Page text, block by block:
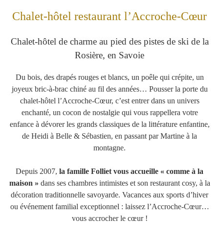
Chalet-hôtel restaurant l’Accroche-Cœur
Chalet-hôtel de charme au pied des pistes de ski de la
Rosière, en Savoie
Du bois, des drapés rouges et blancs, un poêle qui crépite, un
joyeux bric-à-brac chiné au fil des années… Pousser la porte du
chalet-hôtel l’Accroche-Cœur, c’est entrer dans un univers
enchanté, un cocon de nostalgie qui vous rappellera votre
enfance à dévorer les grands classiques de la littérature enfantine,
de Heidi à Belle & Sébastien, en passant par Martine à la
montagne.
Depuis 2007, la famille Folliet vous accueille « comme à la
maison » dans ses chambres intimistes et son restaurant cosy, à la
décoration traditionnelle savoyarde. Vacances aux sports d’hiver
ou événement familial exceptionnel : laissez l’Accroche-Cœur…
vous accrocher le cœur !